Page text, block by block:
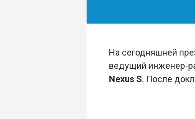
На сегодняшней
ведущий инженер-
Nexus S. После